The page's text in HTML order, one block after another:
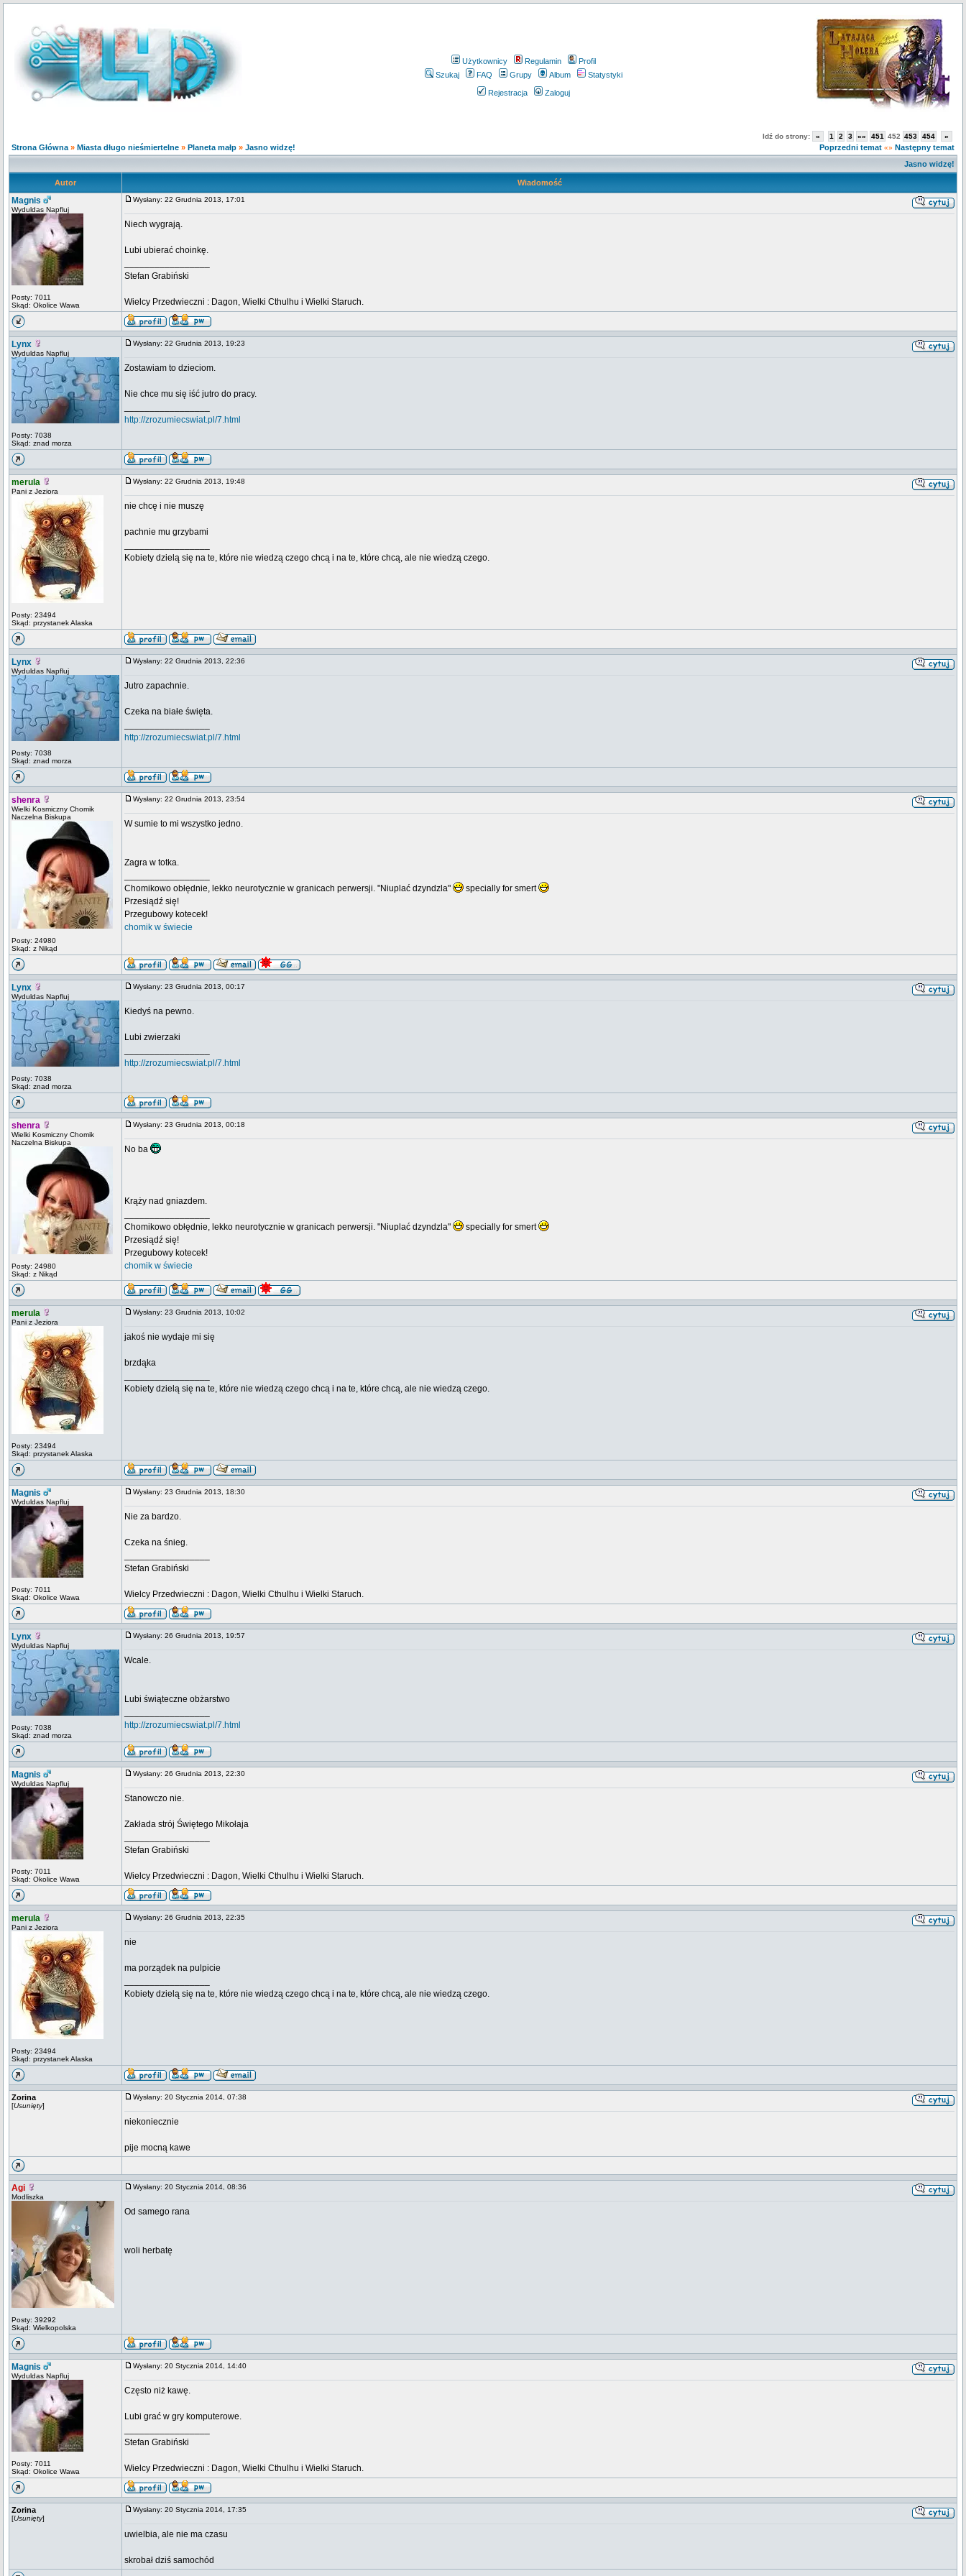
Użytkownicy Regulamin
Profil
Szukaj
FAQ Grupy Album Statystyki
Rejestracja Zaloguj
Strona Główna » Miasta długo nieśmiertelne » Planeta małp » Jasno widzę!
Idź do strony: « 1 2 3 «» 451 452 453 454 »
Poprzedni temat «» Następny temat
Jasno widzę!
Autor Wiadomość
Magnis
Wyduldas Napfluj
Posty: 7011
Skąd: Okolice Wawa
Wysłany: 22 Grudnia 2013, 17:01
Niech wygrają.
Lubi ubierać choinkę.
Stefan Grabiński
Wielcy Przedwieczni : Dagon, Wielki Cthulhu i Wielki Staruch.
Lynx
Wyduldas Napfluj
Posty: 7038
Skąd: znad morza
Wysłany: 22 Grudnia 2013, 19:23
Zostawiam to dzieciom.
Nie chce mu się iść jutro do pracy.
http://zrozumiecswiat.pl/7.html
merula
Pani z Jeziora
Posty: 23494
Skąd: przystanek Alaska
Wysłany: 22 Grudnia 2013, 19:48
nie chcę i nie muszę
pachnie mu grzybami
Kobiety dzielą się na te, które nie wiedzą czego chcą i na te, które chcą, ale nie wiedzą czego.
Lynx
Wyduldas Napfluj
Posty: 7038
Skąd: znad morza
Wysłany: 22 Grudnia 2013, 22:36
Jutro zapachnie.
Czeka na białe święta.
http://zrozumiecswiat.pl/7.html
shenra
Wielki Kosmiczny Chomik
Naczelna Biskupa
Posty: 24980
Skąd: z Nikąd
Wysłany: 22 Grudnia 2013, 23:54
W sumie to mi wszystko jedno.
Zagra w totka.
Chomikowo obłędnie, lekko neurotycznie w granicach perwersji. "Niuplać dzyndzla"
specially for smert
Przesiądź się!
Przegubowy kotecek!
chomik w świecie
Lynx
Wyduldas Napfluj
Posty: 7038
Skąd: znad morza
Wysłany: 23 Grudnia 2013, 00:17
Kiedyś na pewno.
Lubi zwierzaki
http://zrozumiecswiat.pl/7.html
shenra
Wielki Kosmiczny Chomik
Naczelna Biskupa
Posty: 24980
Skąd: z Nikąd
Wysłany: 23 Grudnia 2013, 00:18
No ba
Krąży nad gniazdem.
Chomikowo obłędnie, lekko neurotycznie w granicach perwersji. "Niuplać dzyndzla"
specially for smert
Przesiądź się!
Przegubowy kotecek!
chomik w świecie
merula
Pani z Jeziora
Posty: 23494
Skąd: przystanek Alaska
Wysłany: 23 Grudnia 2013, 10:02
jakoś nie wydaje mi się
brzdąka
Kobiety dzielą się na te, które nie wiedzą czego chcą i na te, które chcą, ale nie wiedzą czego.
Magnis
Wyduldas Napfluj
Posty: 7011
Skąd: Okolice Wawa
Wysłany: 23 Grudnia 2013, 18:30
Nie za bardzo.
Czeka na śnieg.
Stefan Grabiński
Wielcy Przedwieczni : Dagon, Wielki Cthulhu i Wielki Staruch.
Lynx
Wyduldas Napfluj
Posty: 7038
Skąd: znad morza
Wysłany: 26 Grudnia 2013, 19:57
Wcale.
Lubi świąteczne obżarstwo
http://zrozumiecswiat.pl/7.html
Magnis
Wyduldas Napfluj
Posty: 7011
Skąd: Okolice Wawa
Wysłany: 26 Grudnia 2013, 22:30
Stanowczo nie.
Zakłada strój Świętego Mikołaja
Stefan Grabiński
Wielcy Przedwieczni : Dagon, Wielki Cthulhu i Wielki Staruch.
merula
Pani z Jeziora
Posty: 23494
Skąd: przystanek Alaska
Wysłany: 26 Grudnia 2013, 22:35
nie
ma porządek na pulpicie
Kobiety dzielą się na te, które nie wiedzą czego chcą i na te, które chcą, ale nie wiedzą czego.
Zorina
[Usunięty]
Wysłany: 20 Stycznia 2014, 07:38
niekoniecznie
pije mocną kawe
Agi
Modliszka
Posty: 39292
Skąd: Wielkopolska
Wysłany: 20 Stycznia 2014, 08:36
Od samego rana
woli herbatę
Magnis
Wyduldas Napfluj
Posty: 7011
Skąd: Okolice Wawa
Wysłany: 20 Stycznia 2014, 14:40
Często niż kawę.
Lubi grać w gry komputerowe.
Stefan Grabiński
Wielcy Przedwieczni : Dagon, Wielki Cthulhu i Wielki Staruch.
Zorina
[Usunięty]
Wysłany: 20 Stycznia 2014, 17:35
uwielbia, ale nie ma czasu
skrobał dziś samochód